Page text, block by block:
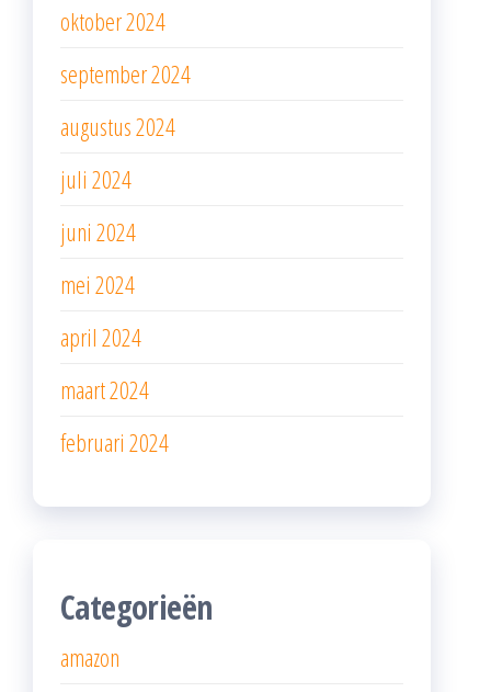
oktober 2024
september 2024
augustus 2024
juli 2024
juni 2024
mei 2024
april 2024
maart 2024
februari 2024
Categorieën
amazon